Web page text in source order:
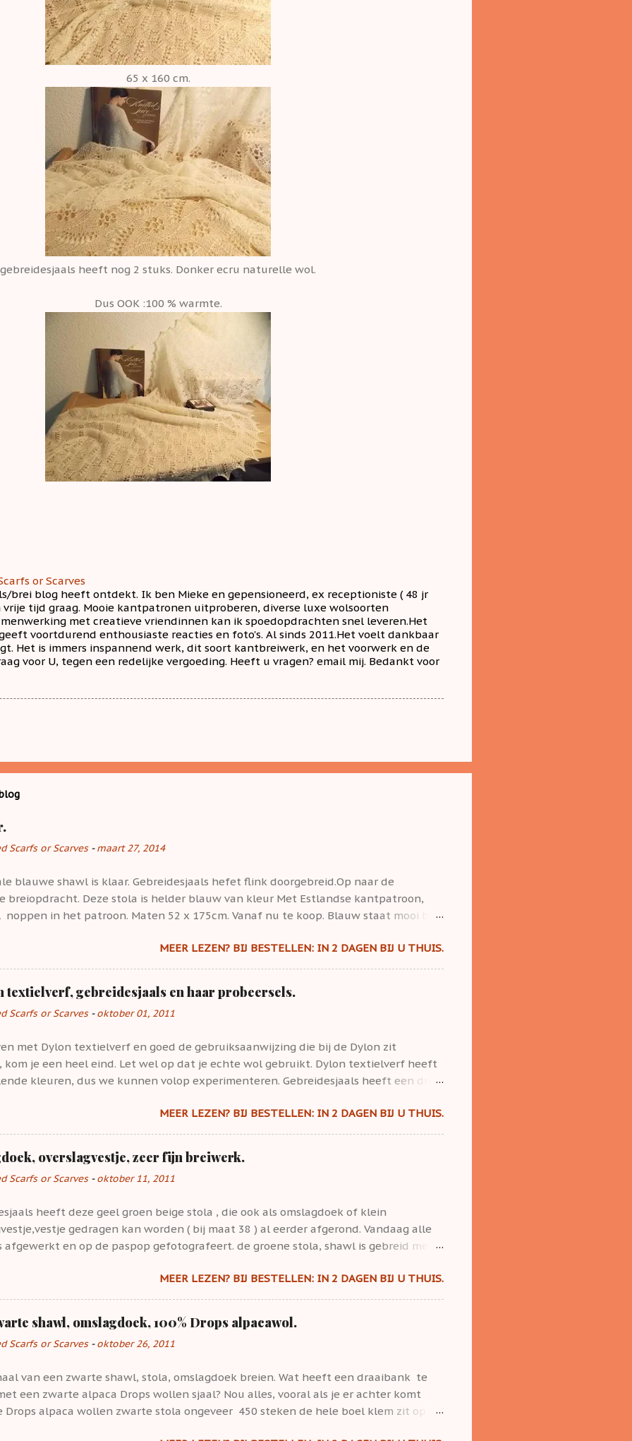
65 x 160 cm.
gebreidesjaals heeft nog 2 stuks. Donker ecru naturelle wol.
Dus OOK :100 % warmte.
or Scarves
brei blog heeft ontdekt. Ik ben Mieke en gepensioneerd, ex receptioniste ( 48 jr
tijd graag. Mooie kantpatronen uitproberen, diverse luxe wolsoorten
met creatieve vriendinnen kan ik spoedopdrachten snel leveren.Het
voortdurend enthousiaste reacties en foto's. Al sinds 2011.Het voelt dankbaar
Het is immers inspannend werk, dit soort kantbreiwerk, en het voorwerk en de
voor U, tegen een redelijke vergoeding. Heeft u vragen? email mij. Bedankt voor
Scarfs or Scarves -maart 27, 2014
blauwe shawl is klaar. Gebreidesjaals hefet flink doorgebreid.Op naar de
breiopdracht. Deze stola is helder blauw van kleur Met Estlandse kantpatroon,
noppen in het patroon. Maten 52 x 175cm. Vanaf nu te koop. Blauw staat mooi bij
MEER LEZEN? BIJ BESTELLEN: IN 2 DAGEN BIJ U THUIS.
textielverf, gebreidesjaals en haar probeersels.
Scarfs or Scarves -oktober 01, 2011
met Dylon textielverf en goed de gebruiksaanwijzing die bij de Dylon zit
kom je een heel eind. Let wel op dat je echte wol gebruikt. Dylon textielverf heeft
kleuren, dus we kunnen volop experimenteren. Gebreidesjaals heeft een druk
De wolverf is na verloop van tijd wat uitgewerkt, maar dan krijg je gewoon lichtere
weer even een opsteker: wat er gebeurt met Acryl. Gebreidesjaals wist het in de
Maar het gegeven is weer opgefrist. In het verfbad leek het blauwe acryl garen
paars te worden. Maar na het afspoelen nam het zijn oorspronkelijke zoete
blauw weer aan. zie onder. Alleen het om gebonden/verbindingsdraadje van
katoen werd van een zoete babyblauw mooi lavendelblauw. ...
MEER LEZEN? BIJ BESTELLEN: IN 2 DAGEN BIJ U THUIS.
overslagvestje, zeer fijn breiwerk.
Scarfs or Scarves -oktober 11, 2011
heeft deze geel groen beige stola , die ook als omslagdoek of klein
gedragen kan worden ( bij maat 38 ) al eerder afgerond. Vandaag alle
afgewerkt en op de paspop gefotografeert. de groene stola, shawl is gebreid met
zie mijn verkoop pagina, bij interesse. Geelgroen/ beige van kleur en deze sjaal
ook als omslagdoek te dragen. Ik heb er zelf al jaren een die dagelijks bij de TV
wordt en onmisbaar is voor de killere avonden, als je lang stil zit.
MEER LEZEN? BIJ BESTELLEN: IN 2 DAGEN BIJ U THUIS.
shawl, omslagdoek, 100% Drops alpacawol.
Scarfs or Scarves -oktober 26, 2011
van een zwarte shawl, stola, omslagdoek breien. Wat heeft een draaibank te
een zwarte alpaca Drops wollen sjaal? Nou alles, vooral als je er achter komt
Drops alpaca wollen zwarte stola ongeveer 450 steken de hele boel klem zit op